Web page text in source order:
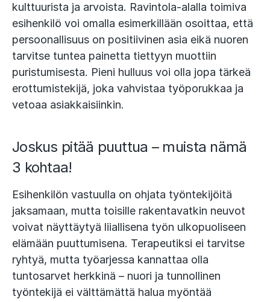
kulttuurista ja arvoista. Ravintola-alalla toimiva
esihenkilö voi omalla esimerkillään osoittaa, että
persoonallisuus on positiivinen asia eikä nuoren
tarvitse tuntea painetta tiettyyn muottiin
puristumisesta. Pieni hulluus voi olla jopa tärkeä
erottumistekijä, joka vahvistaa työporukkaa ja
vetoaa asiakkaisiinkin.
Joskus pitää puuttua – muista nämä
3 kohtaa!
Esihenkilön vastuulla on ohjata työntekijöitä
jaksamaan, mutta toisille rakentavatkin neuvot
voivat näyttäytyä liiallisena työn ulkopuoliseen
elämään puuttumisena. Terapeutiksi ei tarvitse
ryhtyä, mutta työarjessa kannattaa olla
tuntosarvet herkkinä – nuori ja tunnollinen
työntekijä ei välttämättä halua myöntää